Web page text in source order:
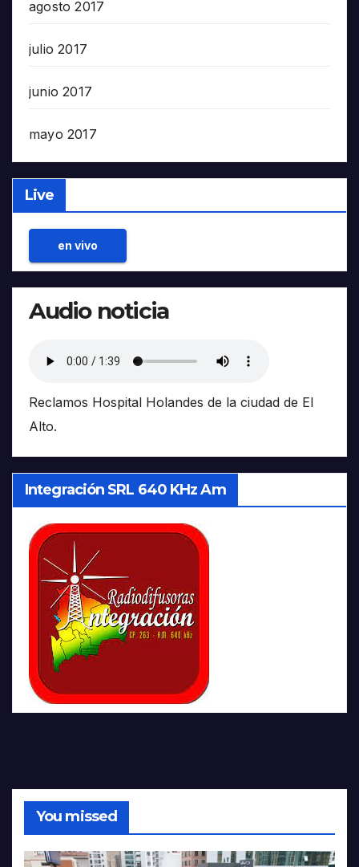
agosto 2017
julio 2017
junio 2017
mayo 2017
Live
en vivo
Audio noticia
Reclamos Hospital Holandes de la ciudad de El
Alto.
Integración SRL 640 KHz Am
You missed